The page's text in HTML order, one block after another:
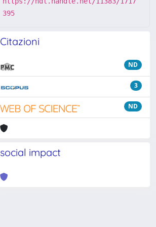
395
Citazioni
ND
3
ND
social impact